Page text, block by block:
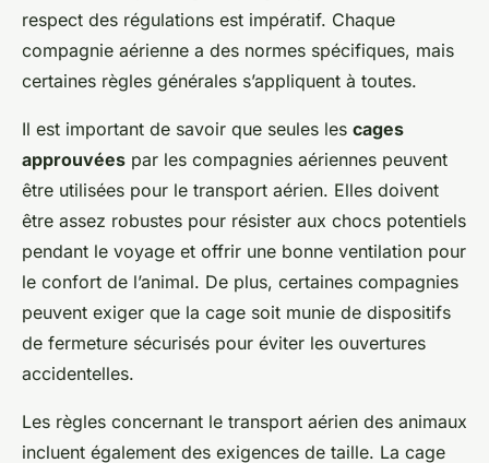
respect des régulations est impératif. Chaque
compagnie aérienne a des normes spécifiques, mais
certaines règles générales s’appliquent à toutes.
Il est important de savoir que seules les cages
approuvées par les compagnies aériennes peuvent
être utilisées pour le transport aérien. Elles doivent
être assez robustes pour résister aux chocs potentiels
pendant le voyage et offrir une bonne ventilation pour
le confort de l’animal. De plus, certaines compagnies
peuvent exiger que la cage soit munie de dispositifs
de fermeture sécurisés pour éviter les ouvertures
accidentelles.
Les règles concernant le transport aérien des animaux
incluent également des exigences de taille. La cage